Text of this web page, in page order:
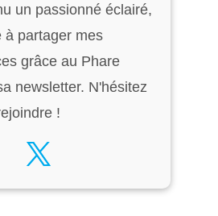
un passionné éclairé,
à partager mes
grâce au Phare
newsletter. N'hésitez
!